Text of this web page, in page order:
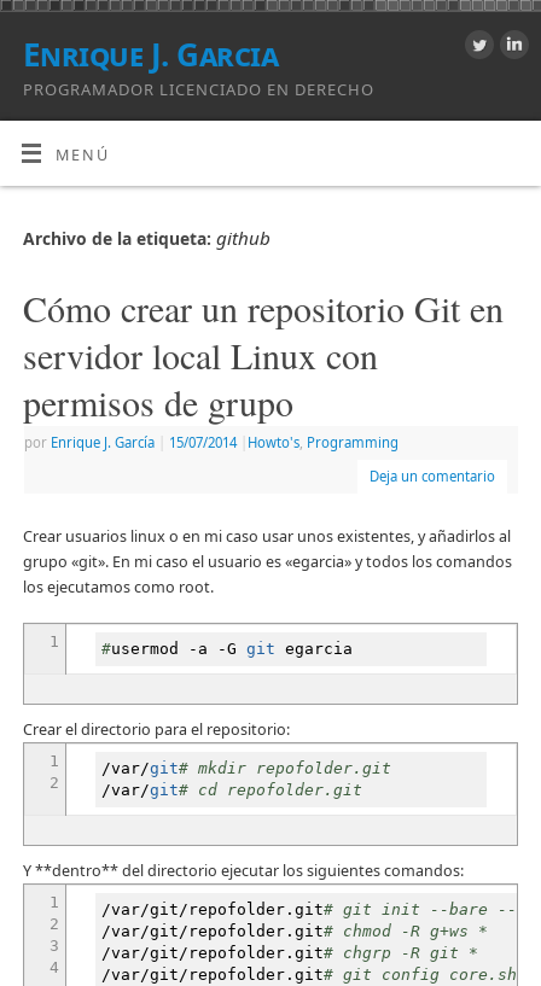
Enrique J. Garcia
PROGRAMADOR LICENCIADO EN DERECHO
MENÚ
Archivo de la etiqueta: github
Cómo crear un repositorio Git en
servidor local Linux con
permisos de grupo
por Enrique J. Garcí­a 15/07/2014 Howto's, Programming
Deja un comentario
Crear usuarios linux o en mi caso usar unos existentes, y añadirlos al
grupo «git». En mi caso el usuario es «egarcia» y todos los comandos
los ejecutamos como root.
1 #usermod -a -G git egarcia
Crear el directorio para el repositorio:
1
2
/var/git# mkdir repofolder.git
/var/git# cd repofolder.git
Y **dentro** del directorio ejecutar los siguientes comandos:
1
2
3
4
/var/git / repofolder.git# git init --bare --
/var/git / repofolder.git# chmod -R g+ws *
/var/git / repofolder.git# chgrp -R git *
/var/git / repofolder.git# git config